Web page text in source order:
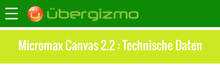
Micromax Canvas 2.2 : Technische Daten